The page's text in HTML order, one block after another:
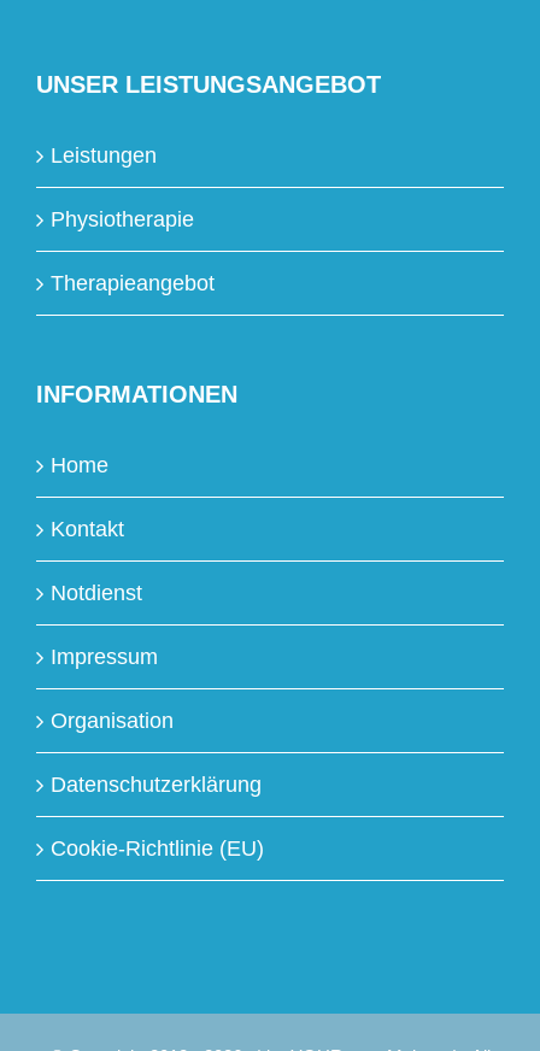
UNSER LEISTUNGSANGEBOT
Leistungen
Physiotherapie
Therapieangebot
INFORMATIONEN
Home
Kontakt
Notdienst
Impressum
Organisation
Datenschutzerklärung
Cookie-Richtlinie (EU)